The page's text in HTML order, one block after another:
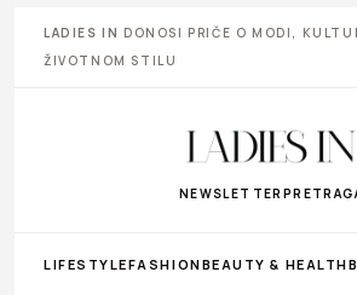
LADIES IN DONOSI PRIČE O MODI,
ŽIVOTNOM STILU
NEWSLETTER
LIFESTYLEFASHIONBEAUTY & HEALTH